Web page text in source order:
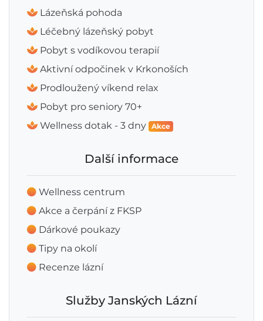
Lázeňská pohoda
Léčebný lázeňský pobyt
Pobyt s vodíkovou terapií
Aktivní odpočinek v Krkonoších
Prodloužený víkend relax
Pobyt pro seniory 70+
Wellness dotak - 3 dny Akce
Další informace
Wellness centrum
Akce a čerpání z FKSP
Dárkové poukazy
Tipy na okolí
Recenze lázní
Služby Janských Lázní